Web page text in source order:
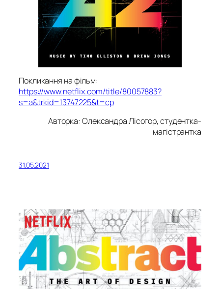
Покликання на фільм:
https://www.netflix.com/title/80057883?
s=a&trkid=13747225&t=cp
Авторка: Олександра Лісогор, студентка-
магістрантка
31.05.2021